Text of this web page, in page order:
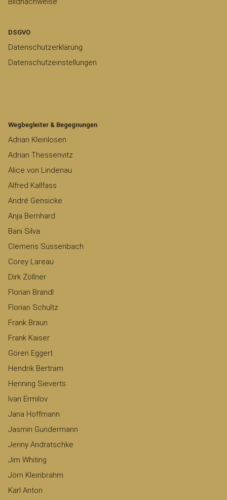
DSGVO
Datenschutzerklärung
Datenschutzeinstellungen
Wegbegleiter & Begegnungen
Adrian Kleinlosen
Adrian Thessenvitz
Alice von Lindenau
Alfred Kallfass
André Gensicke
Anja Bernhard
Bani Silva
Clemens Süssenbach
Corey Lareau
Dirk Zöllner
Florian Brandl
Florian Schultz
Frank Braun
Frank Kaiser
Gören Eggert
Hendrik Bertram
Henning Sieverts
Ivan Ermilov
Jana Hoffmann
Jasmin Gundermann
Jenny Andratschke
Jim Whiting
Jörn Kleinbrahm
Karl Anton